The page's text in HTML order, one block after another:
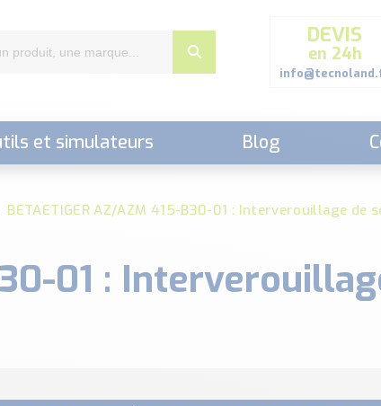
DEVIS
en 24h
et simulateurs Blog
BETAETIGER AZ/AZM 415-B30-01 : Interverouillage de
01 :